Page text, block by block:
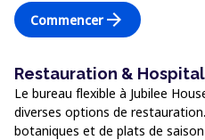
Commencerarrow_forward
Restauration &
Le bureau flexible à Jubilee
diverses options de
botaniques et de plats de